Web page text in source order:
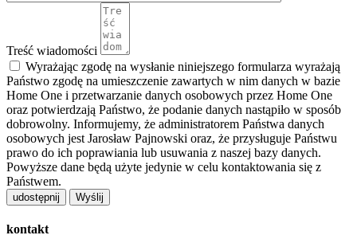
Treść wiadomości
Wyrażając zgodę na wysłanie niniejszego formularza wyrażają
Państwo zgodę na umieszczenie zawartych w nim danych w bazie
Home One i przetwarzanie danych osobowych przez Home One
oraz potwierdzają Państwo, że podanie danych nastąpiło w sposób
dobrowolny. Informujemy, że administratorem Państwa danych
osobowych jest Jarosław Pajnowski oraz, że przysługuje Państwu
prawo do ich poprawiania lub usuwania z naszej bazy danych.
Powyższe dane będą użyte jedynie w celu kontaktowania się z
Państwem.
udostępnij
kontakt